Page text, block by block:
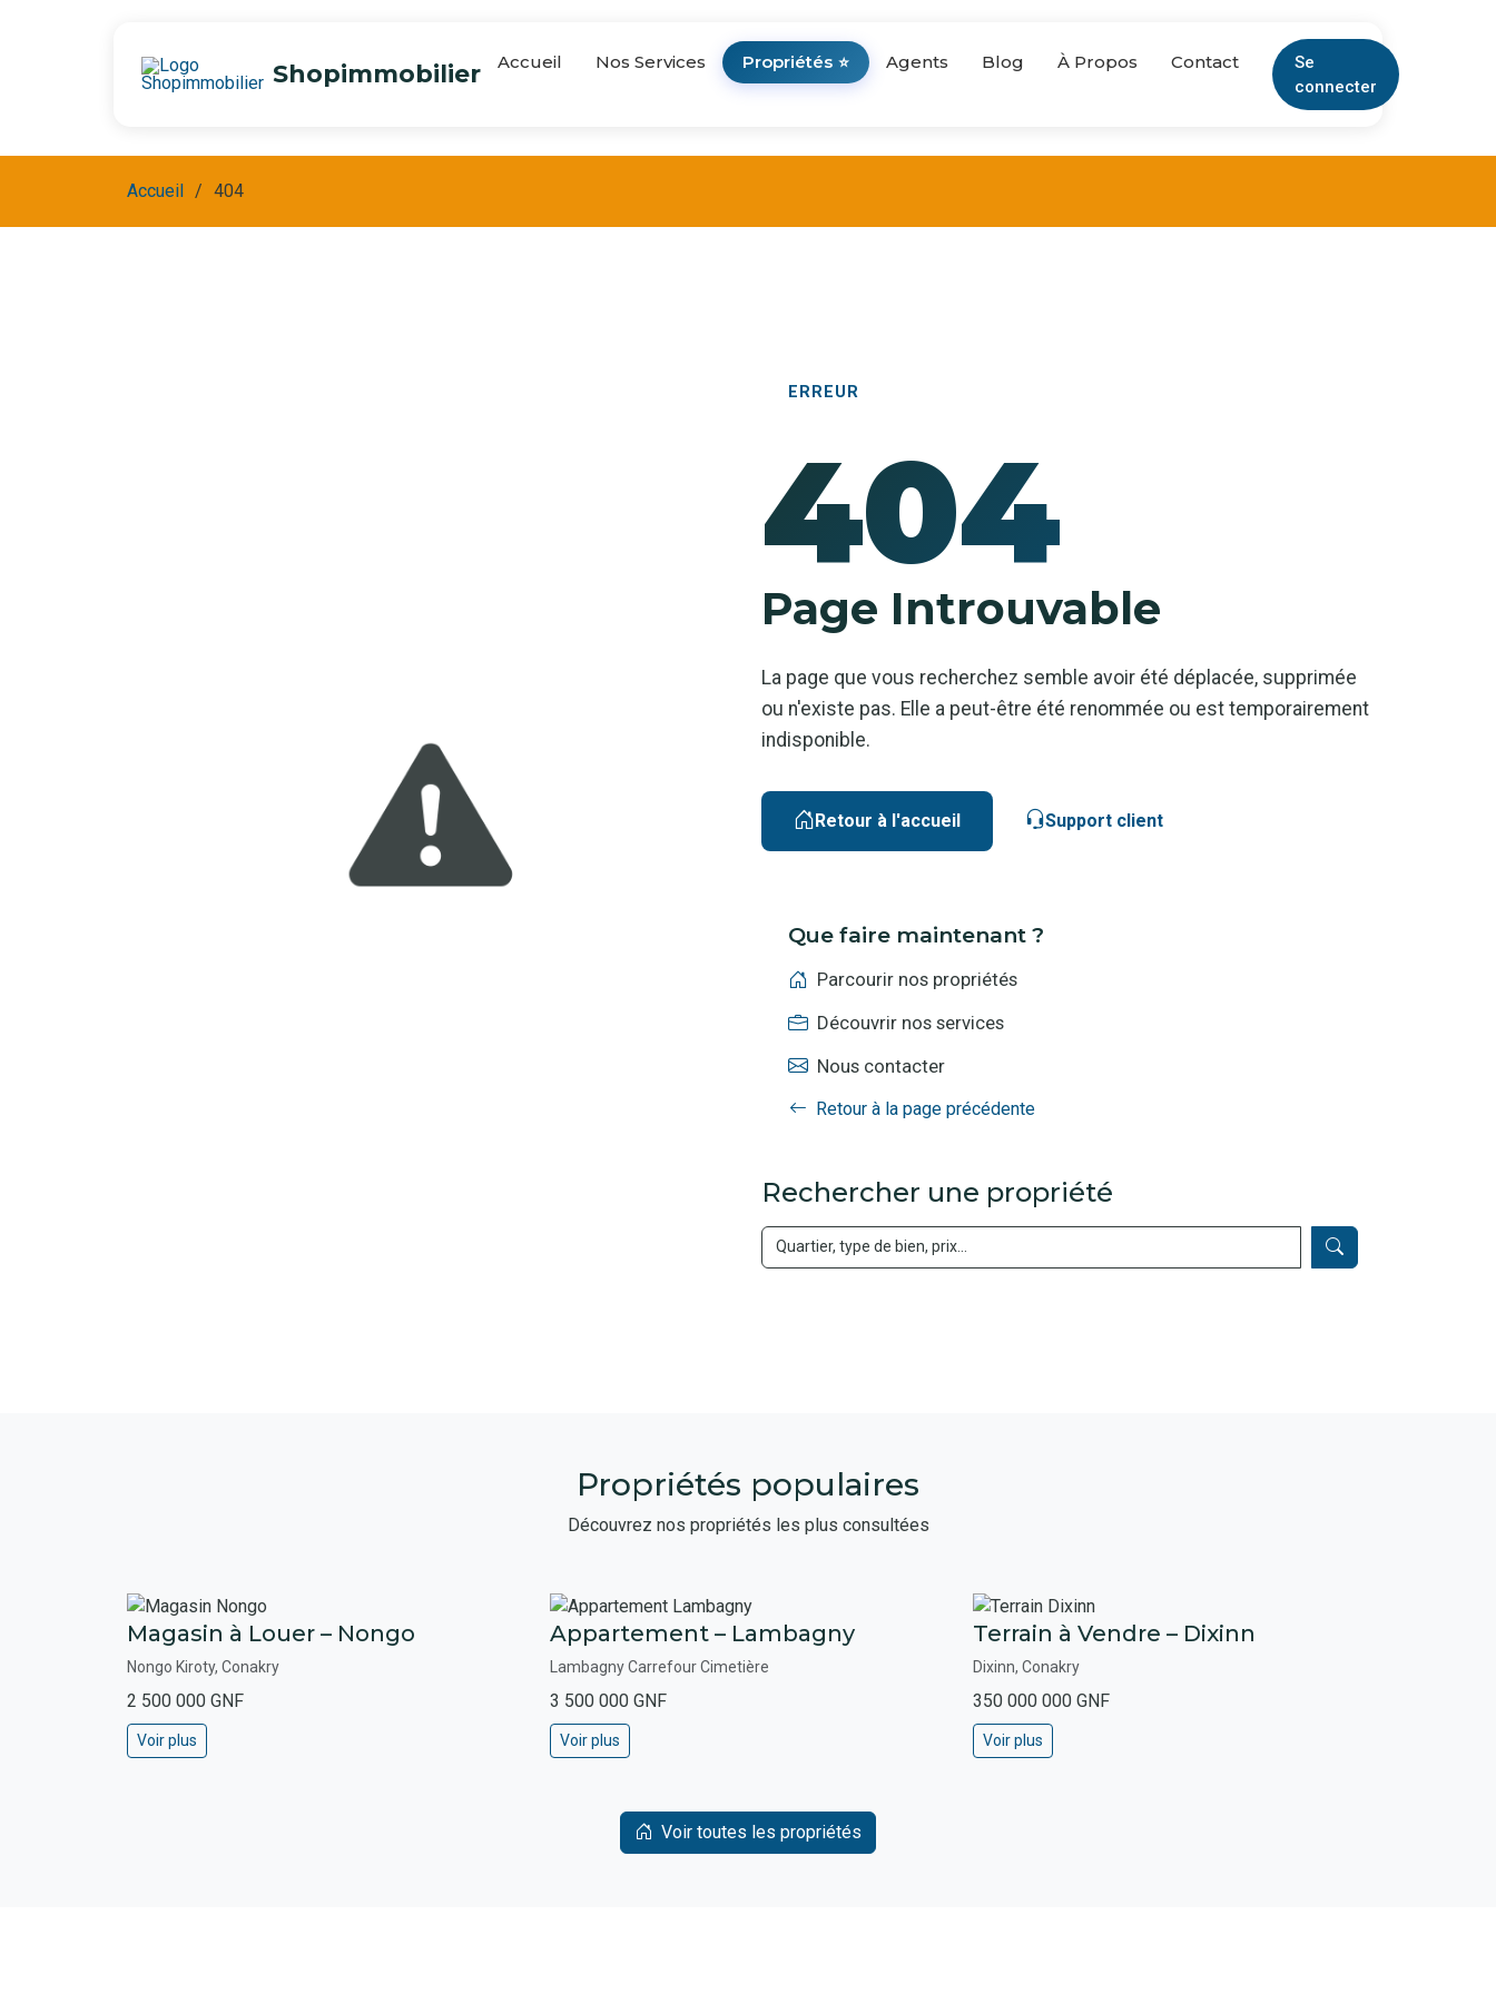
Shopimmobilier Accueil Nos Services Propriétés ⭐ Agents Blog À Propos Contact
Se
connecter
Accueil 404
ERREUR
404
Page Introuvable
La page que vous recherchez semble avoir été déplacée, supprimée
ou n'existe pas. Elle a peut-être été renommée ou est temporairement
indisponible.
Retour à l'accueil Support client
Que faire maintenant ?
Parcourir nos propriétés
Découvrir nos services
Nous contacter
Retour à la page précédente
Rechercher une propriété
Propriétés populaires
Découvrez nos propriétés les plus consultées
Magasin à Louer – Nongo
Nongo Kiroty, Conakry
2 500 000 GNF
Voir plus
Appartement – Lambagny
Lambagny Carrefour Cimetière
3 500 000 GNF
Voir plus
Terrain à Vendre – Dixinn
Dixinn, Conakry
350 000 000 GNF
Voir plus
Voir toutes les propriétés